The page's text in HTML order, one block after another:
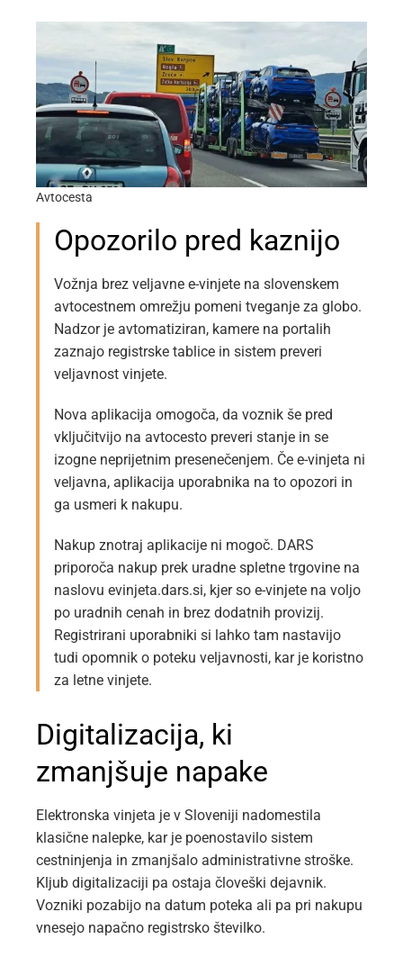
Avtocesta
Opozorilo pred kaznijo
Vožnja brez veljavne e-vinjete na slovenskem
avtocestnem omrežju pomeni tveganje za globo.
Nadzor je avtomatiziran, kamere na portalih
zaznajo registrske tablice in sistem preveri
veljavnost vinjete.
Nova aplikacija omogoča, da voznik še pred
vključitvijo na avtocesto preveri stanje in se
izogne neprijetnim presenečenjem. Če e-vinjeta ni
veljavna, aplikacija uporabnika na to opozori in
ga usmeri k nakupu.
Nakup znotraj aplikacije ni mogoč. DARS
priporoča nakup prek uradne spletne trgovine na
naslovu evinjeta.dars.si, kjer so e-vinjete na voljo
po uradnih cenah in brez dodatnih provizij.
Registrirani uporabniki si lahko tam nastavijo
tudi opomnik o poteku veljavnosti, kar je koristno
za letne vinjete.
Digitalizacija, ki
zmanjšuje napake
Elektronska vinjeta je v Sloveniji nadomestila
klasične nalepke, kar je poenostavilo sistem
cestninjenja in zmanjšalo administrativne stroške.
Kljub digitalizaciji pa ostaja človeški dejavnik.
Vozniki pozabijo na datum poteka ali pa pri nakupu
vnesejo napačno registrsko številko.